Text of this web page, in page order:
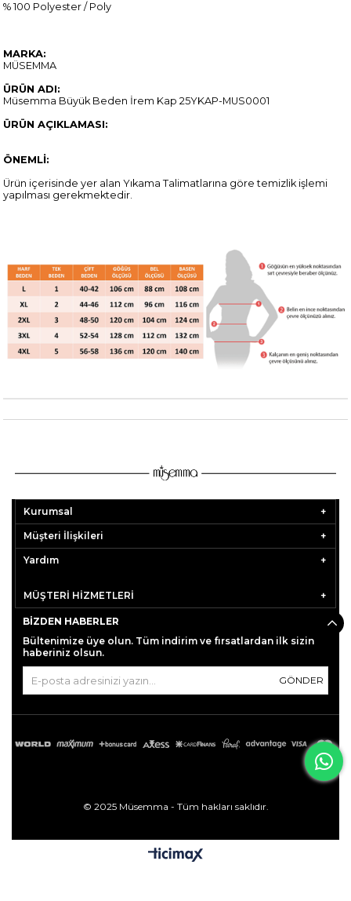
% 100 Polyester / Poly
MARKA:
MÜSEMMA
ÜRÜN ADI:
Müsemma Büyük Beden İrem Kap 25YKAP-MUS0001
ÜRÜN AÇIKLAMASI:
ÖNEMLİ:
Ürün içerisinde yer alan Yıkama Talimatlarına göre temizlik işlemi
yapılması gerekmektedir.
Kurumsal
Müşteri İlişkileri
Yardım
MÜŞTERİ HİZMETLERİ
BIZDEN HABERLER
Bültenimize üye olun. Tüm indirim ve fırsatlardan ilk sizin
haberiniz olsun.
GÖNDER
© 2025 Müsemma - Tüm hakları saklıdır.